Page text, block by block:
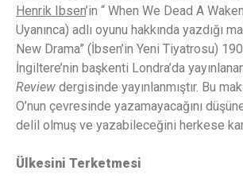
Henrik Ibsen’in “ When We Dead A
Uyanınca) adlı oyunu hakkında yazdığı
New Drama” (İbsen’in Yeni Tiyatrosu)
İngiltere’nin başkenti Londra’da
Review dergisinde yayınlanmıştır. Bu
O’nun çevresinde yazamayacağını
delil olmuş ve yazabileceğini herkese
Ülkesini Terketmesi